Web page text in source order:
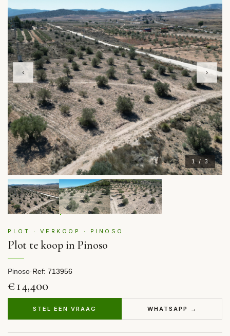
1 / 3
‹ ›
PLOT · VERKOOP · PINOSO
Plot te koop in Pinoso
Pinoso·Ref: 713956
€14,400
STEL EEN VRAAG WHATSAPP →